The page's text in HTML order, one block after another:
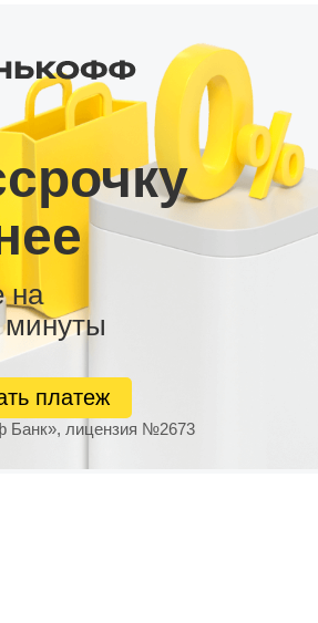
32 – проверенное решение
вождения!
на
минуты
Банк», лицензия №2673
платеж